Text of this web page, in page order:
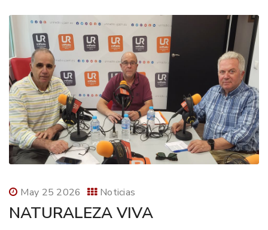
May 25 2026 Noticias
NATURALEZA VIVA